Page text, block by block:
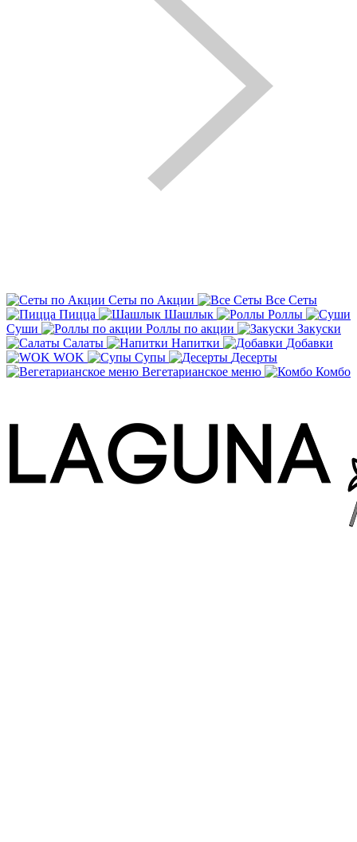
Сеты по Акции
Все Сеты
Пицца
Шашлык
Роллы
Суши
Роллы по акции
Закуски
Салаты
Напитки
Добавки
WOK
Супы
Десерты
Вегетарианское меню
Комбо